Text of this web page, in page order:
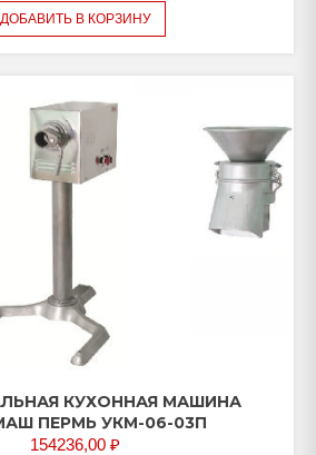
ДОБАВИТЬ В КОРЗИНУ
КУХОННАЯ МАШИНА
ПЕРМЬ УКМ-06-03П
154236,00 ₽